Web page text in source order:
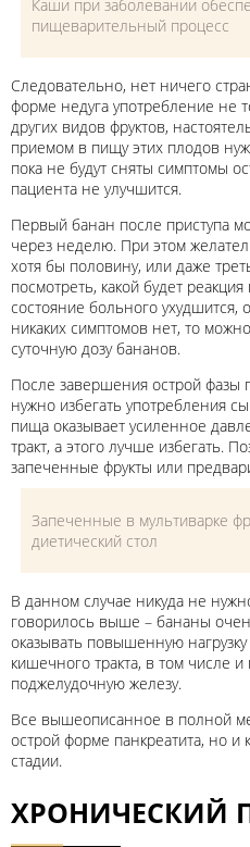
Каши при заболевании
пищеварительный процесс
Следовательно, нет ничего
форме недуга употребление не
других видов фруктов,
приемом в пищу этих плодов
пока не будут сняты симптомы
пациента не улучшится.
Первый банан после приступа
через неделю. При этом
хотя бы половину, или даже
посмотреть, какой будет
состояние больного ухудшится,
никаких симптомов нет, то
суточную дозу бананов.
После завершения острой фазы
нужно избегать употребления
пища оказывает усиленное
тракт, а этого лучше избегать.
запеченные фрукты или
Запеченные в мультиварке
диетический стол
В данном случае никуда не
говорилось выше – бананы
оказывать повышенную
кишечного тракта, в том числе
поджелудочную железу.
Все вышеописанное в полной
острой форме панкреатита, но
стадии.
ХРОНИЧЕСКИЙ